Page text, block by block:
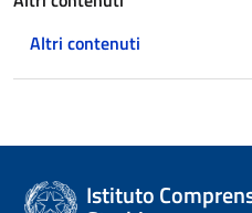
Altri contenuti
Istituto